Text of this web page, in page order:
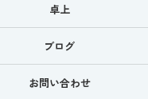
卓上
ブログ
お問い合わせ